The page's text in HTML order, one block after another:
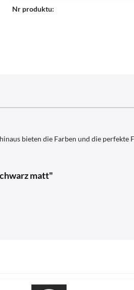
Nr produktu:
bieten die Farben und die
matt"